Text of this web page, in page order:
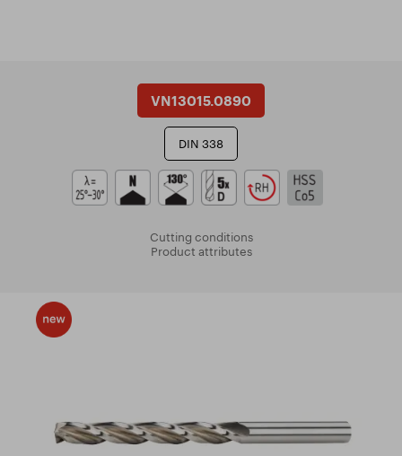
VN13015.0890
DIN 338
Cutting conditions
Product attributes